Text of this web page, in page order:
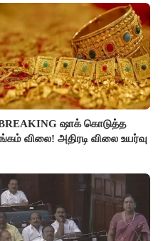
ஷாக் கொடுத்த
விலை! அதிரடி விலை உயர்வு